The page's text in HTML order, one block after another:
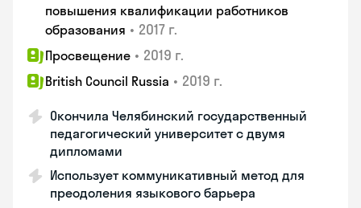
повышения квалификации работников
образования • 2017 г.
Просвещение • 2019 г.
British Council Russia • 2019 г.
Окончила Челябинский государственный
педагогический университет с двумя
дипломами
Использует коммуникативный метод для
преодоления языкового барьера